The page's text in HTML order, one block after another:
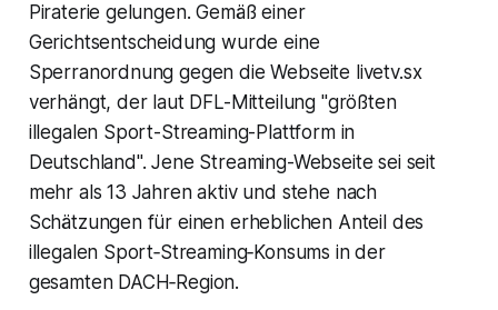
Piraterie gelungen. Gemäß einer
Gerichtsentscheidung wurde eine
Sperranordnung gegen die Webseite livetv.sx
verhängt, der laut DFL-Mitteilung "größten
illegalen Sport-Streaming-Plattform in
Deutschland". Jene Streaming-Webseite sei seit
mehr als 13 Jahren aktiv und stehe nach
Schätzungen für einen erheblichen Anteil des
illegalen Sport‑Streaming‑Konsums in der
gesamten DACH‑Region.